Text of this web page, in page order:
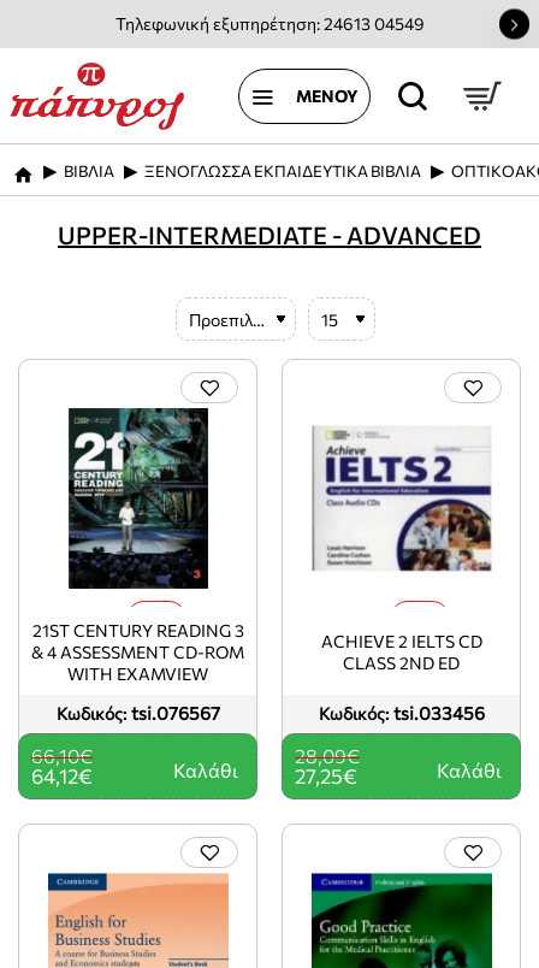
Τηλεφωνική εξυπηρέτηση: 24613 04549
home
ΒΙΒΛΙΑ ΞΕΝΟΓΛΩΣΣΑ ΕΚΠΑΙΔΕΥΤΙΚΑ ΒΙΒΛΙΑ
UPPER-INTERMEDIATE - ADVANCED
Κωδικός: tsi.076567
21ST CENTURY READING 3
& 4 ASSESSMENT CD-ROM
WITH EXAMVIEW
64,12€
66,10€
Καλάθι
Κωδικός: tsi.033456
ACHIEVE 2 IELTS CD
CLASS 2ND ED
27,25€
28,09€
Καλάθι